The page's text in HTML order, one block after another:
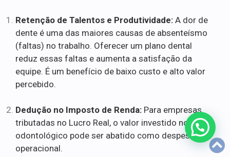
Retenção de Talentos e Produtividade: A dor de
dente é uma das maiores causas de absenteísmo
(faltas) no trabalho. Oferecer um plano dental
reduz essas faltas e aumenta a satisfação da
equipe. É um benefício de baixo custo e alto valor
percebido.
Dedução no Imposto de Renda: Para empresas
tributadas no Lucro Real, o valor investido no plano
odontológico pode ser abatido como despesa
operacional.